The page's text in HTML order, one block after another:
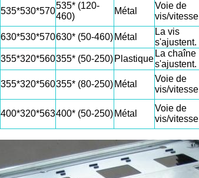
535*530*570
535* (120-
460)
Métal
Voie de
vis/vitesse
630*530*570630* (50-460) Métal
La vis
s'ajustent.
355*320*560355* (50-250) Plastique
La chaîne
s'ajustent.
355*320*560355* (80-250) Métal
Voie de
vis/vitesse
400*320*563400* (50-250) Métal
Voie de
vis/vitesse